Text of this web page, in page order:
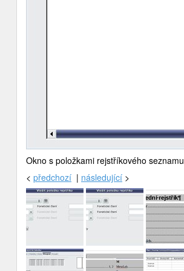
Okno s položkami rejstříkového seznamu
< předchozí | následující >